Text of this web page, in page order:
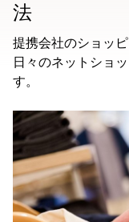
法
提携会社のショッ
日々のネットショ
す。